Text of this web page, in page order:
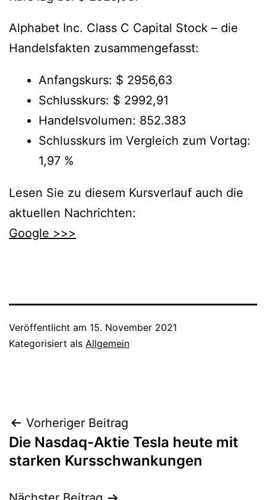
Alphabet Inc. Class C Capital Stock – die
Handelsfakten zusammengefasst:
Anfangskurs: $ 2956,63
Schlusskurs: $ 2992,91
Handelsvolumen: 852.383
Schlusskurs im Vergleich zum Vortag:
1,97 %
Lesen Sie zu diesem Kursverlauf auch die
aktuellen Nachrichten:
Google >>>
Veröffentlicht am 15. November 2021
Kategorisiert als Allgemein
Beitragsnavigation
Vorheriger Beitrag
Die Nasdaq-Aktie Tesla heute mit
starken Kursschwankungen